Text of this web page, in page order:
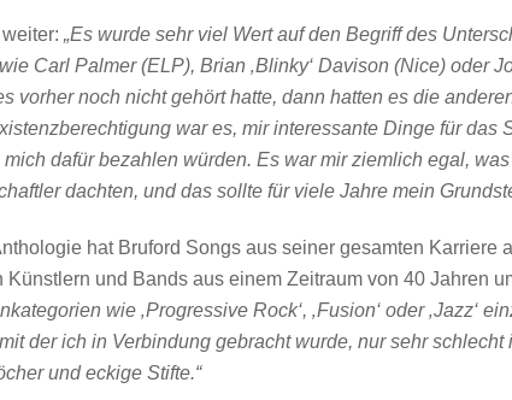
„Es wurde sehr viel Wert auf den Begriff des
Carl Palmer (ELP), Brian ‚Blinky‘ Davison (Nice) oder
vorher noch nicht gehört hatte, dann hatten es die
war es, mir interessante Dinge für das
dafür bezahlen würden. Es war mir ziemlich egal,
dachten, und das sollte für viele Jahre mein
hat Bruford Songs aus seiner gesamten Karriere
Künstlern und Bands aus einem Zeitraum von 40 Jahren
wie ‚Progressive Rock‘, ‚Fusion‘ oder ‚Jazz‘
der ich in Verbindung gebracht wurde, nur sehr
und eckige Stifte.“